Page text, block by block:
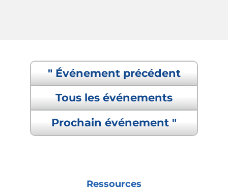
" Événement précédent
Tous les événements
Prochain événement "
Ressources